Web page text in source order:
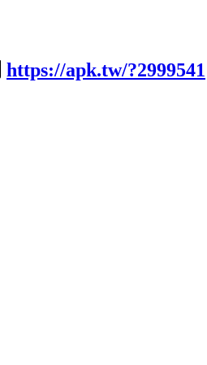
https://apk.tw/?2999541